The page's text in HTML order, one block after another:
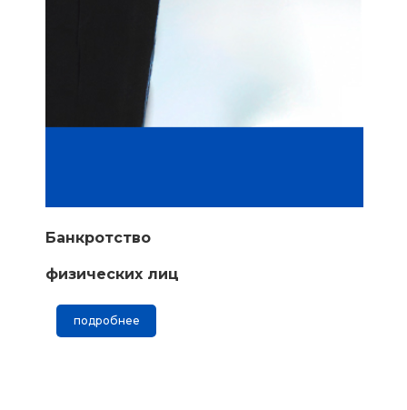
Банкротство
физических лиц
подробнее